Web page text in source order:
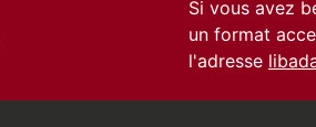
Si vous avez
un format
l'adresse